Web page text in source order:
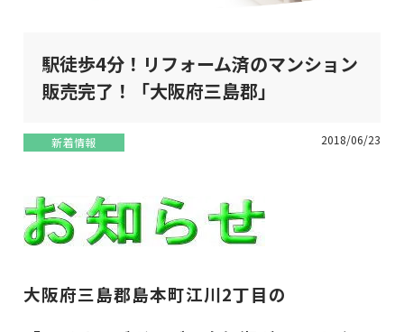
駅徒歩4分！リフォーム済のマンション
販売完了！「大阪府三島郡」
新着情報 2018/06/23
大阪府三島郡島本町江川2丁目の